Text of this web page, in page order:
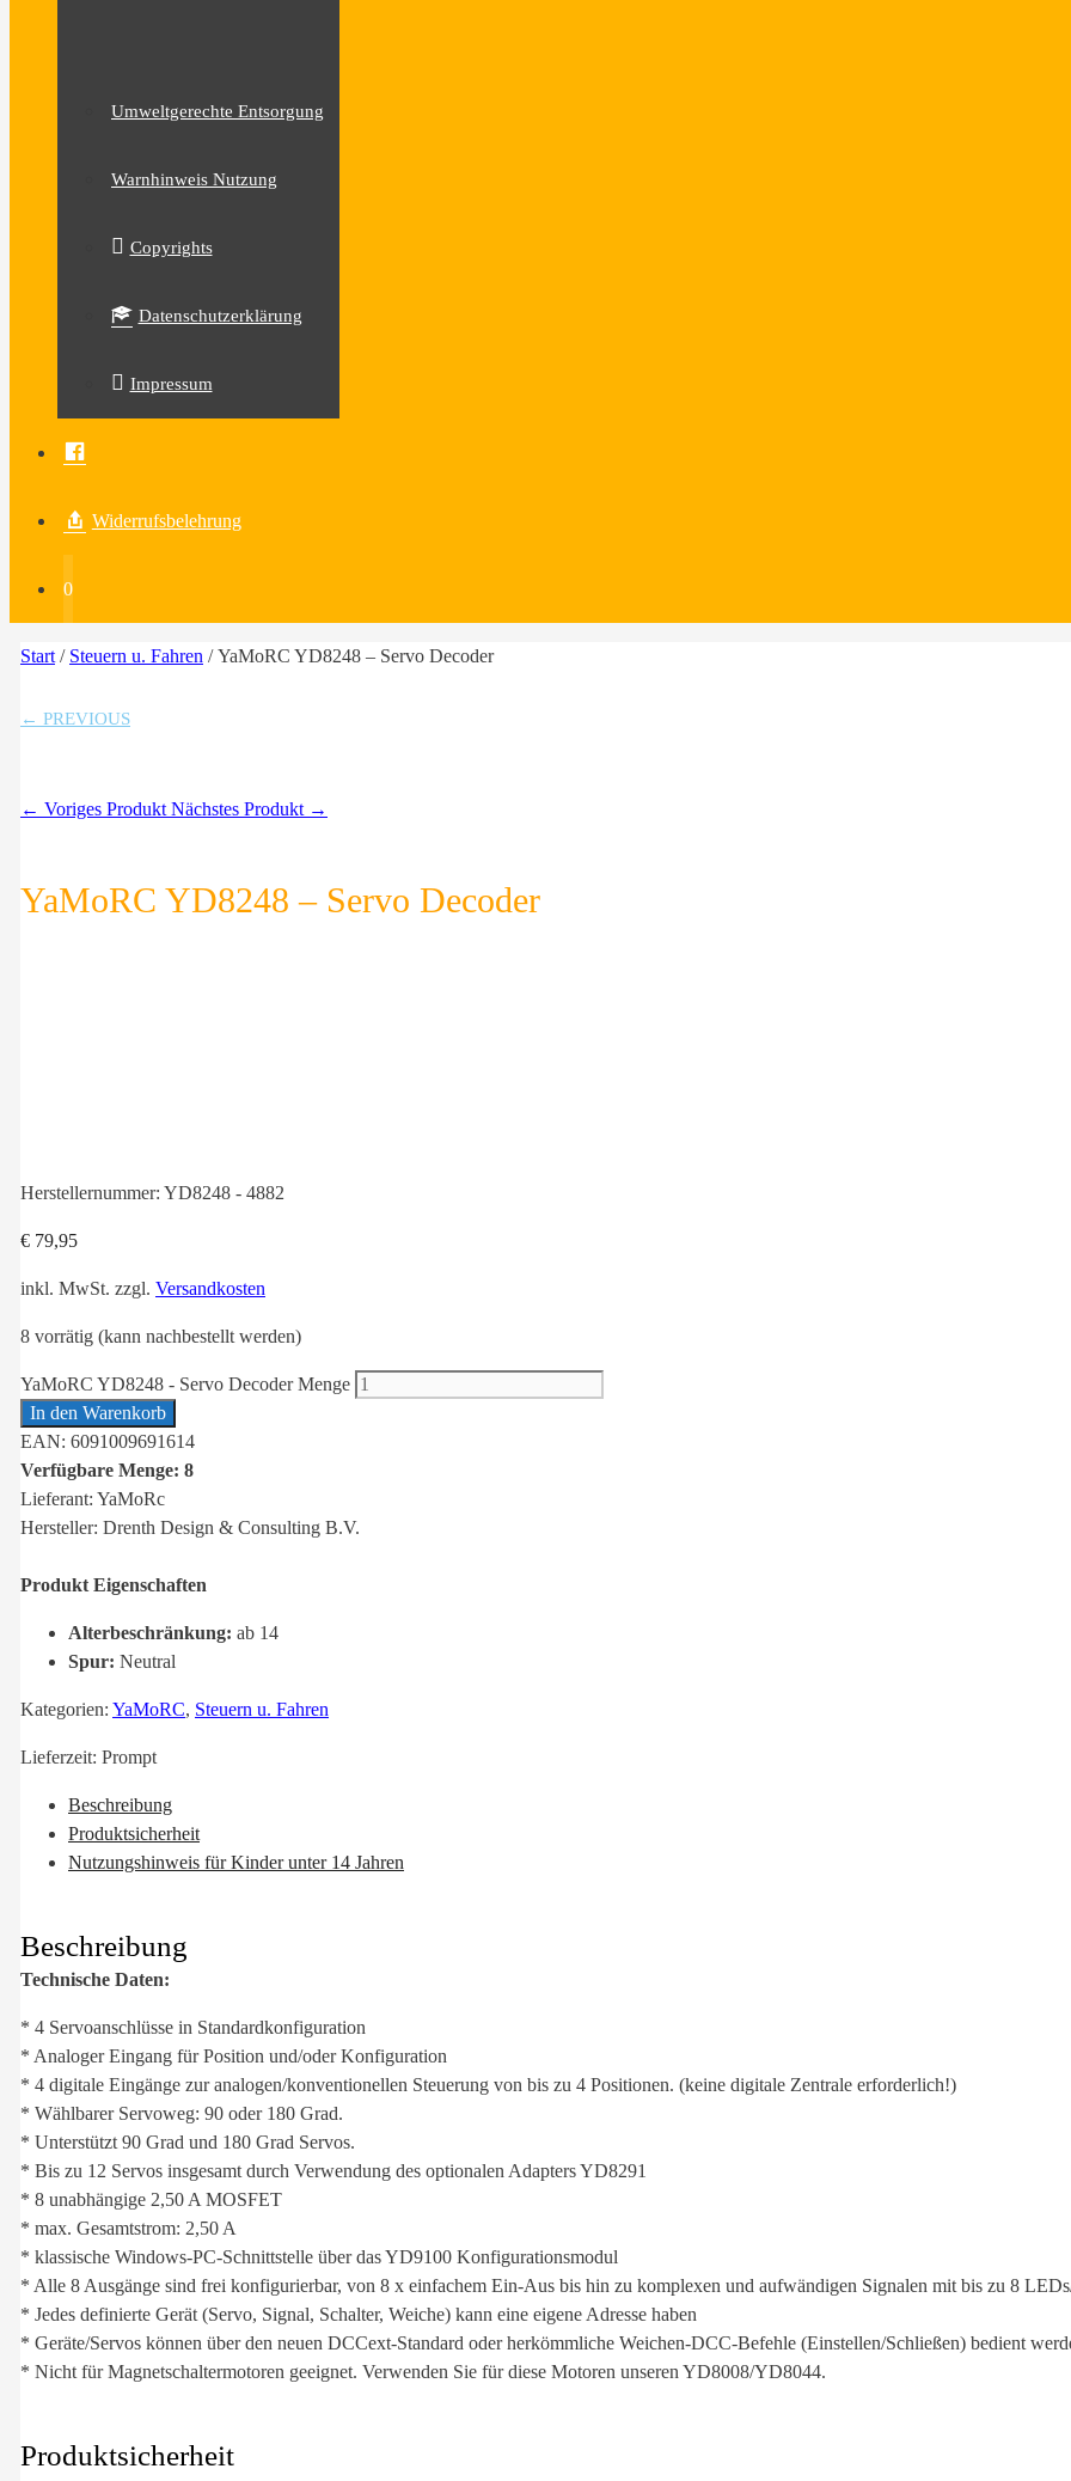
Umweltgerechte Entsorgung
Warnhinweis Nutzung
Copyrights
Datenschutzerklärung
Impressum
Widerrufsbelehrung
0
Start / Steuern u. Fahren / YaMoRC YD8248 – Servo Decoder
← PREVIOUS
← Voriges Produkt Nächstes Produkt →
YaMoRC YD8248 – Servo Decoder
Herstellernummer: YD8248 - 4882
€ 79,95
inkl. MwSt. zzgl. Versandkosten
8 vorrätig (kann nachbestellt werden)
YaMoRC YD8248 - Servo Decoder Menge
In den Warenkorb
EAN: 6091009691614
Verfügbare Menge: 8
Lieferant: YaMoRc
Hersteller: Drenth Design & Consulting B.V.
Produkt Eigenschaften
Alterbeschränkung: ab 14
Spur: Neutral
Kategorien: YaMoRC, Steuern u. Fahren
Lieferzeit: Prompt
Beschreibung
Produktsicherheit
Nutzungshinweis für Kinder unter 14 Jahren
Beschreibung
Technische Daten:
* 4 Servoanschlüsse in Standardkonfiguration
* Analoger Eingang für Position und/oder Konfiguration
* 4 digitale Eingänge zur analogen/konventionellen Steuerung von bis zu 4 Positionen. (keine digitale Zentrale erforderlich!)
* Wählbarer Servoweg: 90 oder 180 Grad.
* Unterstützt 90 Grad und 180 Grad Servos.
* Bis zu 12 Servos insgesamt durch Verwendung des optionalen Adapters YD8291
* 8 unabhängige 2,50 A MOSFET
* max. Gesamtstrom: 2,50 A
* klassische Windows-PC-Schnittstelle über das YD9100 Konfigurationsmodul
* Alle 8 Ausgänge sind frei konfigurierbar, von 8 x einfachem Ein-Aus bis hin zu komplexen und aufwändigen Signalen mit bis zu 8
* Jedes definierte Gerät (Servo, Signal, Schalter, Weiche) kann eine eigene Adresse haben
* Geräte/Servos können über den neuen DCCext-Standard oder herkömmliche Weichen-DCC-Befehle (Einstellen/Schließen) bedient
* Nicht für Magnetschaltermotoren geeignet. Verwenden Sie für diese Motoren unseren YD8008/YD8044.
Produktsicherheit